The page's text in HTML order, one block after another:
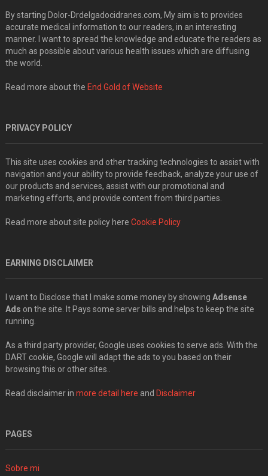
By starting Dolor-Drdelgadocidranes.com, My aim is to provides
accurate medical information to our readers, in an interesting
manner. I want to spread the knowledge and educate the readers as
much as possible about various health issues which are diffusing
the world.
Read more about the End Gold of Website
PRIVACY POLICY
This site uses cookies and other tracking technologies to assist with
navigation and your ability to provide feedback, analyze your use of
our products and services, assist with our promotional and
marketing efforts, and provide content from third parties.
Read more about site policy here Cookie Policy
EARNING DISCLAIMER
I want to Disclose that I make some money by showing Adsense
Ads on the site. It Pays some server bills and helps to keep the site
running.
As a third party provider, Google uses cookies to serve ads. With the
DART cookie, Google will adapt the ads to you based on their
browsing this or other sites..
Read disclaimer in more detail here and Disclaimer
PAGES
Sobre mi